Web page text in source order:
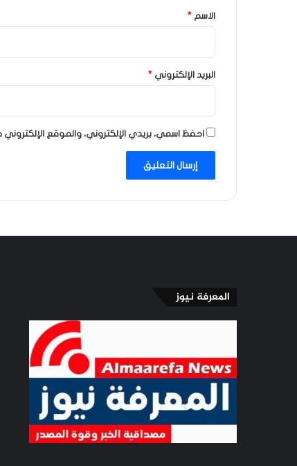
*الاسم *
البريد الإلكتروني *
احفظ اسمي، بريدي الإلكتروني، والموقع
المعرفة نيوز